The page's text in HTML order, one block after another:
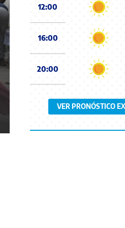
12:00
16:00
20:00
VER PRONÓSTICO